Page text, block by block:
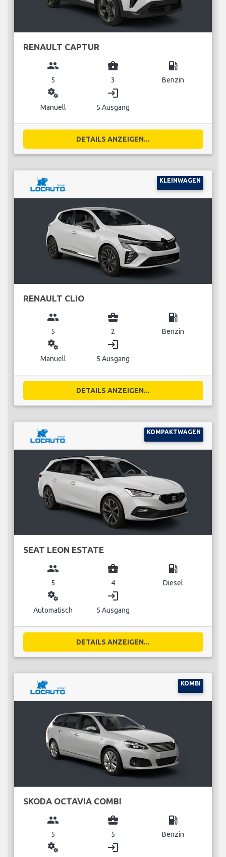
RENAULT CAPTUR
group
5
business_center
3
local_gas_station
Benzin
miscellaneous_services
Manuell
login
5 Ausgang
DETAILS ANZEIGEN...
KLEINWAGEN
RENAULT CLIO
group
5
business_center
2
local_gas_station
Benzin
miscellaneous_services
Manuell
login
5 Ausgang
DETAILS ANZEIGEN...
KOMPAKTWAGEN
SEAT LEON ESTATE
group
5
business_center
4
local_gas_station
Diesel
miscellaneous_services
Automatisch
login
5 Ausgang
DETAILS ANZEIGEN...
KOMBI
SKODA OCTAVIA COMBI
group
5
business_center
5
local_gas_station
Benzin
miscellaneous_services login